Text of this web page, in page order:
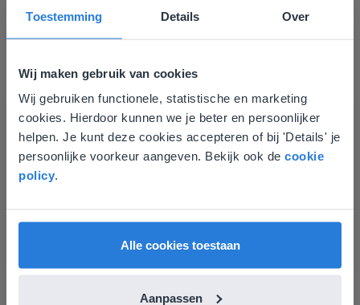
Toestemming Details Over
Wij maken gebruik van cookies
Wij gebruiken functionele, statistische en marketing
cookies. Hierdoor kunnen we je beter en persoonlijker
helpen. Je kunt deze cookies accepteren of bij 'Details' je
persoonlijke voorkeur aangeven. Bekijk ook de cookie
policy.
Alle cookies toestaan
Aanpassen
Les
Groep 8, Blok 9, Week 3,
Les 11
Deze website komt niet
overeen met je locatie
Gezien je locatie, denken we dat je misschien
liever naar de website voor English gaat. Hier
English
Nederland